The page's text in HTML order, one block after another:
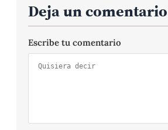
Deja un comentario
Escribe tu comentario